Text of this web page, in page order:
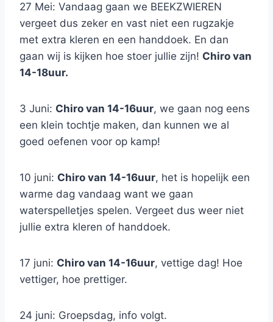
27 Mei: Vandaag gaan we BEEKZWIEREN
vergeet dus zeker en vast niet een rugzakje
met extra kleren en een handdoek. En dan
gaan wij is kijken hoe stoer jullie zijn! Chiro van
14-18uur.
3 Juni: Chiro van 14-16uur, we gaan nog eens
een klein tochtje maken, dan kunnen we al
goed oefenen voor op kamp!
10 juni: Chiro van 14-16uur, het is hopelijk een
warme dag vandaag want we gaan
waterspelletjes spelen. Vergeet dus weer niet
jullie extra kleren of handdoek.
17 juni: Chiro van 14-16uur, vettige dag! Hoe
vettiger, hoe prettiger.
24 juni: Groepsdag, info volgt.